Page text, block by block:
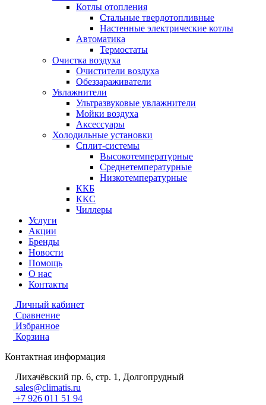
Котлы отопления
Стальные твердотопливные
Настенные электрические котлы
Автоматика
Термостаты
Очистка воздуха
Очистители воздуха
Обеззараживатели
Увлажнители
Ультразвуковые увлажнители
Мойки воздуха
Аксессуары
Холодильные установки
Сплит-системы
Высокотемпературные
Среднетемпературные
Низкотемпературные
ККБ
ККС
Чиллеры
Услуги
Акции
Бренды
Новости
Помощь
О нас
Контакты
Личный кабинет
Сравнение
Избранное
Корзина
Контактная информация
Лихачёвский пр. 6, стр. 1, Долгопрудный
sales@climatis.ru
+7 926 011 51 94